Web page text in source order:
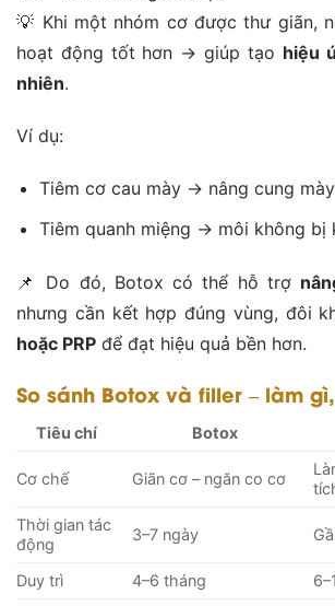
💡 Khi một nhóm cơ được thư giãn,
hoạt động tốt hơn → giúp tạo hiệu
nhiên.
Ví dụ:
Tiêm cơ cau mày → nâng cung
Tiêm quanh miệng → môi không bị
📌 Do đó, Botox có thể hỗ trợ
nhưng cần kết hợp đúng vùng, đôi
hoặc PRP để đạt hiệu quả bền hơn.
So sánh Botox và filler – làm
Tiêu chí Botox
Cơ chế Giãn cơ – ngăn co cơ
Thời gian tác
động
3–7 ngày
Duy trì 4–6 tháng